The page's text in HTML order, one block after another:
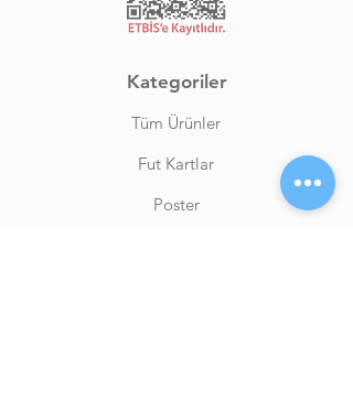
Kategoriler
Tüm Ürünler
Fut Kartlar
Poster